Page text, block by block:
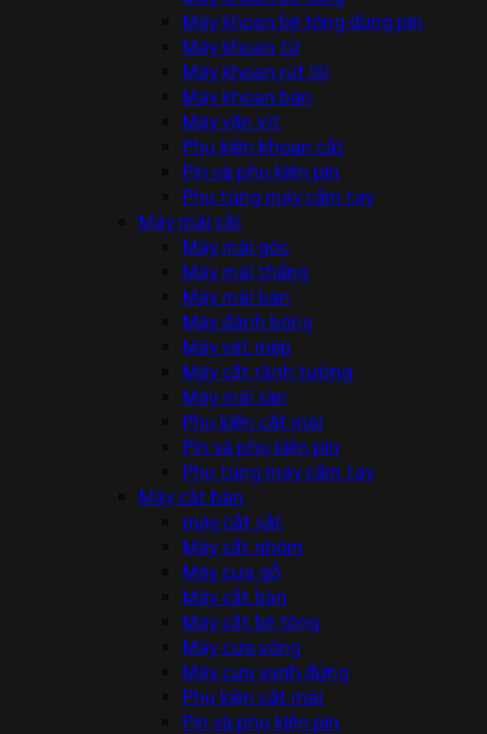
Máy khoan bê tông dùng pin
Máy khoan từ
Máy khoan rút lõi
Máy khoan bàn
Máy vặn vít
Phụ kiện khoan cắt
Pin và phụ kiện pin
Phụ tùng máy cầm tay
Máy mài cắt
Máy mài góc
Máy mài thẳng
Máy mài bàn
Máy đánh bóng
Máy vát mép
Máy cắt rãnh tường
Máy mài sàn
Phụ kiện cắt mài
Pin và phụ kiện pin
Phụ tùng máy cầm tay
Máy cắt bàn
máy cắt sắt
Máy cắt nhôm
Máy cưa gỗ
Máy cắt bàn
Máy cắt bê tông
Máy cưa vòng
Máy cưa vanh đứng
Phụ kiện cắt mài
Pin và phụ kiện pin